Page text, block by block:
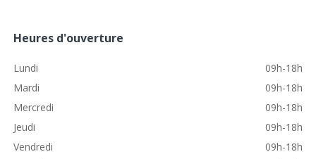
Heures d'ouverture
Lundi
09h-18h
Mardi
09h-18h
Mercredi
09h-18h
Jeudi
09h-18h
Vendredi
09h-18h